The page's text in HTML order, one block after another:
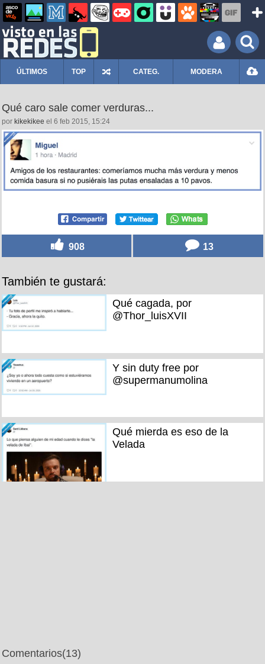
ÚLTIMOS TOP CATEG. MODERA
Qué caro sale comer verduras...
por kikekikee el 6 feb 2015, 15:24
908 13
También te gustará:
Qué cagada, por
@Thor_luisXVII
Y sin duty free por
@supermanumolina
Qué mierda es eso de la
Velada
Comentarios(13)